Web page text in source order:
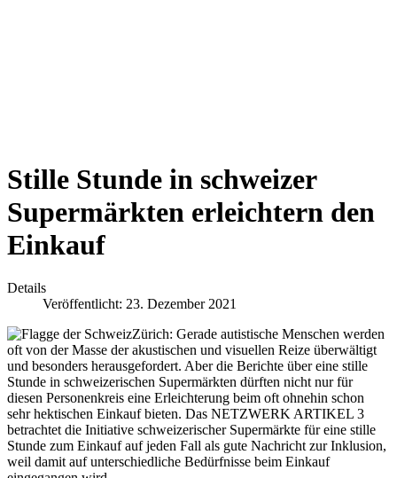
Stille Stunde in schweizer
Supermärkten erleichtern den
Einkauf
Details
Veröffentlicht: 23. Dezember 2021
Zürich: Gerade autistische Menschen werden
oft von der Masse der akustischen und visuellen Reize überwältigt
und besonders herausgefordert. Aber die Berichte über eine stille
Stunde in schweizerischen Supermärkten dürften nicht nur für
diesen Personenkreis eine Erleichterung beim oft ohnehin schon
sehr hektischen Einkauf bieten. Das NETZWERK ARTIKEL 3
betrachtet die Initiative schweizerischer Supermärkte für eine stille
Stunde zum Einkauf auf jeden Fall als gute Nachricht zur Inklusion,
weil damit auf unterschiedliche Bedürfnisse beim Einkauf